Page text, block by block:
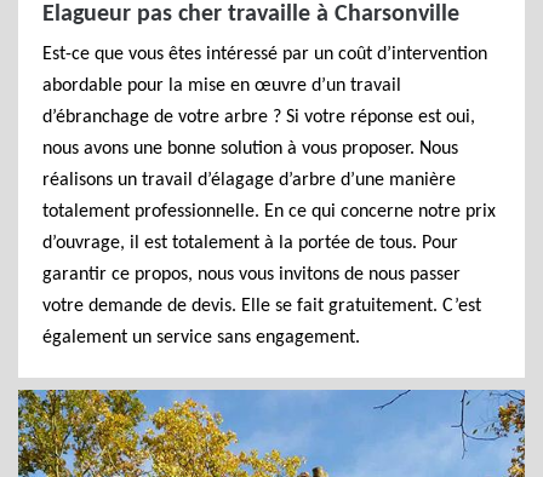
Elagueur pas cher travaille à Charsonville
Est-ce que vous êtes intéressé par un coût d’intervention
abordable pour la mise en œuvre d’un travail
d’ébranchage de votre arbre ? Si votre réponse est oui,
nous avons une bonne solution à vous proposer. Nous
réalisons un travail d’élagage d’arbre d’une manière
totalement professionnelle. En ce qui concerne notre prix
d’ouvrage, il est totalement à la portée de tous. Pour
garantir ce propos, nous vous invitons de nous passer
votre demande de devis. Elle se fait gratuitement. C’est
également un service sans engagement.